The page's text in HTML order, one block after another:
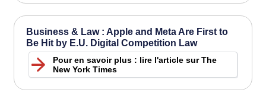
Business & Law : Apple and Meta Are First to
Be Hit by E.U. Digital Competition Law
Pour en savoir plus : lire l'article sur The
New York Times